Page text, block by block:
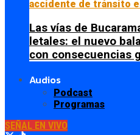
Las vías de
letales: el nuevo
con consecuencias
Audios
Podcast
Programas
SEÑAL EN VIVO